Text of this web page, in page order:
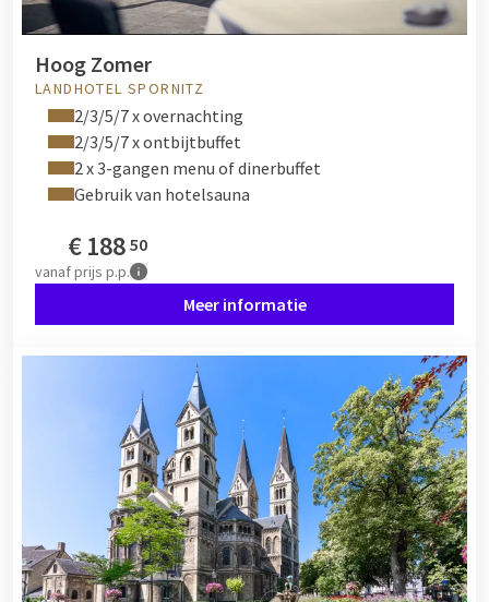
Hoog Zomer
LANDHOTEL SPORNITZ
2/3/5/7 x overnachting
2/3/5/7 x ontbijtbuffet
2 x 3-gangen menu of dinerbuffet
Gebruik van hotelsauna
€188 50
vanafprijs p.p.
Meer informatie